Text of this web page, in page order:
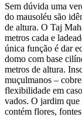
Sem dúvida uma
do mausoléu são
de altu­ra. O Taj
metros cada e
única função é dar
domo com base
metros de altura.
muçulmanos –
flexibilidade em
vados. O jardim que
contém flores,